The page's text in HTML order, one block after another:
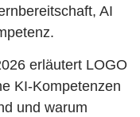
AI
erläutert LOGO
KI-Kompetenzen
und warum